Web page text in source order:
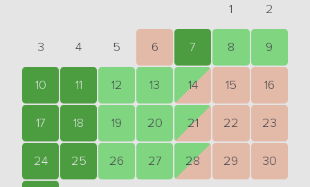
1 2
3 4 5 6 7 8 9
10 11 12 13 14 15 16
17 18 19 20 21 22 23
24 25 26 27 28 29 30